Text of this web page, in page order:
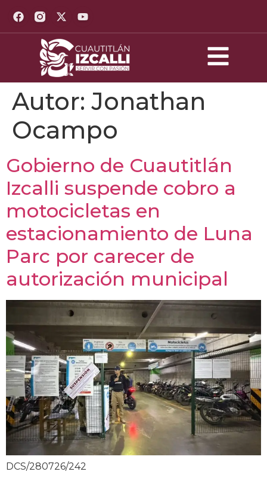
Autor:Jonathan
Ocampo
Gobierno de Cuautitlán
Izcalli suspende cobro a
motocicletas en
estacionamiento de Luna
Parc por carecer de
autorización municipal
DCS/280726/242